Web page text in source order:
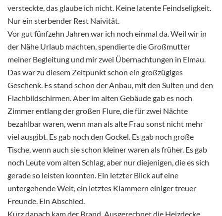
versteckte, das glaube ich nicht. Keine latente Feindseligkeit.
Nur ein sterbender Rest Naivität.
Vor gut fünfzehn Jahren war ich noch einmal da. Weil wir in
der Nähe Urlaub machten, spendierte die Großmutter
meiner Begleitung und mir zwei Übernachtungen in Elmau.
Das war zu diesem Zeitpunkt schon ein großzügiges
Geschenk. Es stand schon der Anbau, mit den Suiten und den
Flachbildschirmen. Aber im alten Gebäude gab es noch
Zimmer entlang der großen Flure, die für zwei Nächte
bezahlbar waren, wenn man als alte Frau sonst nicht mehr
viel ausgibt. Es gab noch den Gockel. Es gab noch große
Tische, wenn auch sie schon kleiner waren als früher. Es gab
noch Leute vom alten Schlag, aber nur diejenigen, die es sich
gerade so leisten konnten. Ein letzter Blick auf eine
untergehende Welt, ein letztes Klammern einiger treuer
Freunde. Ein Abschied.
Kurz danach kam der Brand. Ausgerechnet die Heizdecke